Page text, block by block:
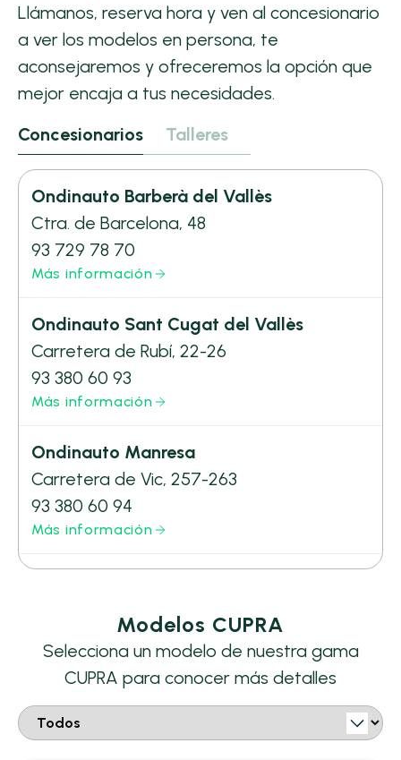
Llámanos, reserva hora y ven al concesionario
a ver los modelos en persona, te
aconsejaremos y ofreceremos la opción que
mejor encaja a tus necesidades.
Concesionarios
Talleres
Ondinauto Barberà del Vallès
Ctra. de Barcelona, 48
93 729 78 70
Más información
Ondinauto Sant Cugat del Vallès
Carretera de Rubí, 22-26
93 380 60 93
Más información
Ondinauto Manresa
Carretera de Vic, 257-263
93 380 60 94
Más información
Modelos CUPRA
Selecciona un modelo de nuestra gama
CUPRA para conocer más detalles